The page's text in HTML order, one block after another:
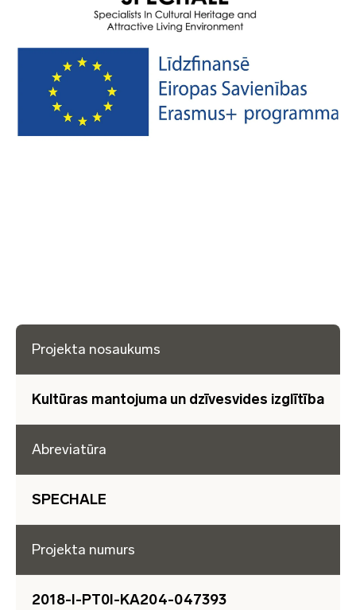
Projekta nosaukums
Kultūras mantojuma un dzīvesvides izglītība
Abreviatūra
SPECHALE
Projekta numurs
2018-I-PT0I-KA204-047393